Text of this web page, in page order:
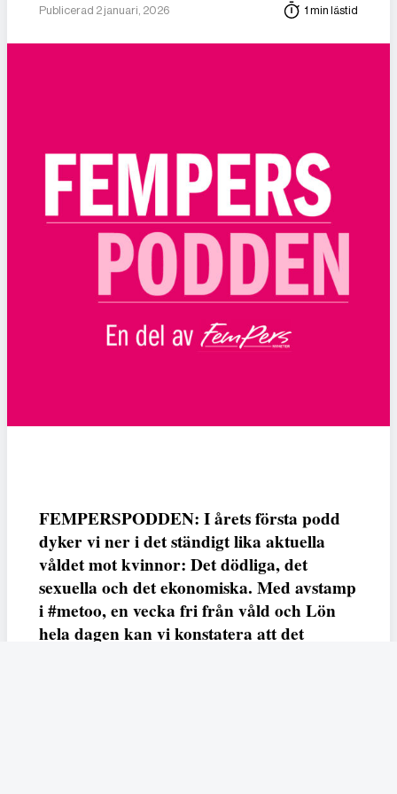
Publicerad 2 januari, 2026 1 min lästid
FEMPERSPODDEN: I årets första podd
dyker vi ner i det ständigt lika aktuella
våldet mot kvinnor: Det dödliga, det
sexuella och det ekonomiska. Med avstamp
i #metoo, en vecka fri från våld och Lön
hela dagen kan vi konstatera att det